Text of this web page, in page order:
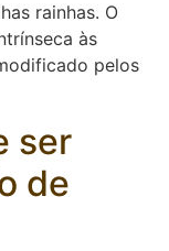
rainhas. O
às
pelos
ser
de